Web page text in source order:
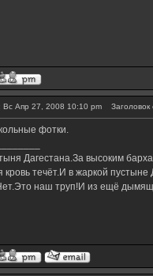
Вс Апр 27, 2008 10:10 pm Заголовок
фотки.
Дагестана.За высоким
течёт.И в жаркой
наш труп!И из ещё